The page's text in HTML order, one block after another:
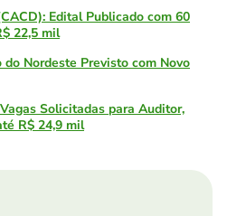
Edital Publicado com 60
22,5 mil
Nordeste Previsto com Novo
Solicitadas para Auditor,
R$ 24,9 mil